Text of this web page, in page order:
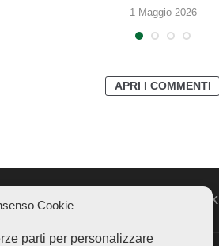
Cookie
parti per personalizzare
1 Maggio 2026
APRI I COMMENTI
FACEBOOK